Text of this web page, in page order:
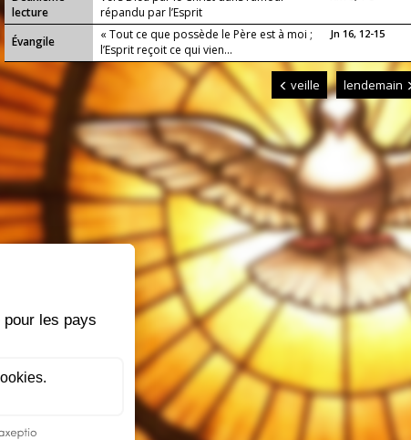
lecture
répandu par l’Esprit
Évangile
« Tout ce que possède le Père est à moi ;
l’Esprit reçoit ce qui vien...
Jn 16, 12-15
veille lendemain